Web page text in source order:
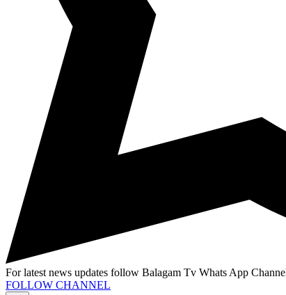
For latest news updates follow Balagam Tv Whats App
FOLLOW CHANNEL